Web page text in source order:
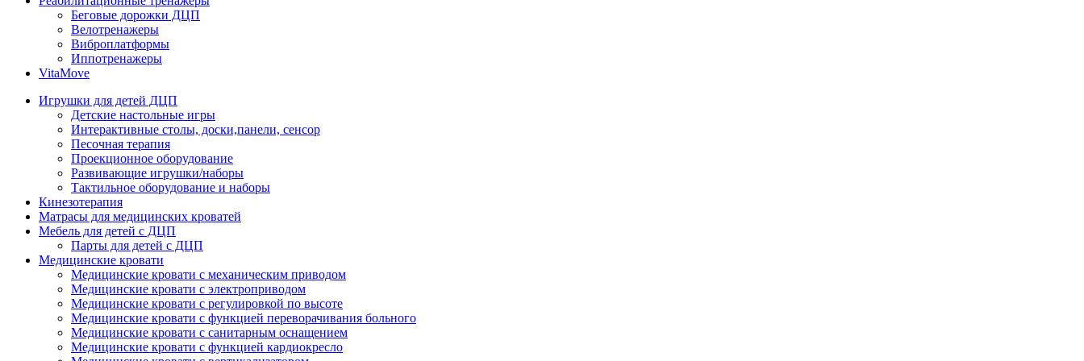
Беговые дорожки ДЦП
Велотренажеры
Виброплатформы
Иппотренажеры
VitaMove
Игрушки для детей ДЦП
Детские настольные игры
Интерактивные столы, доски,панели, сенсор
Песочная терапия
Проекционное оборудование
Развивающие игрушки/наборы
Тактильное оборудование и наборы
Кинезотерапия
Матрасы для медицинских кроватей
Мебель для детей с ДЦП
Парты для детей с ДЦП
Медицинские кровати
Медицинские кровати с механическим приводом
Медицинские кровати с электроприводом
Медицинские кровати с регулировкой по высоте
Медицинские кровати с функцией переворачивания больного
Медицинские кровати с санитарным оснащением
Медицинские кровати с функцией кардиокресло